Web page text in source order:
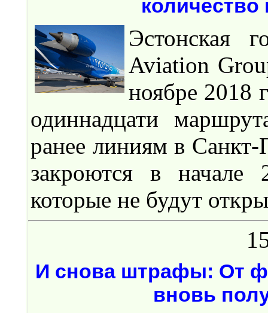
Эстонская
Aviation
ноябре 2018
одиннадцати
ранее линиям в
закроются в начале
которые не будут
И снова штрафы: От
вновь